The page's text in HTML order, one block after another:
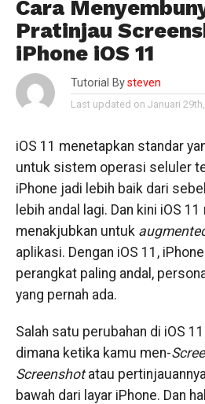
Cara
Pratinjau
iPhone iOS 11
Tutorial By steven
Last updated on Januari
iOS 11 menetapkan standar
untuk sistem operasi seluler
iPhone jadi lebih baik dari
lebih andal lagi. Dan kini iOS
menakjubkan untuk
aplikasi. Dengan iOS 11,
perangkat paling andal,
yang pernah ada.
Salah satu perubahan di iOS
dimana ketika kamu men-
Screenshotatau
bawah dari layar iPhone. Dan